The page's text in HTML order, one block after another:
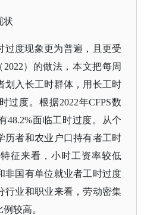
状
过度现象更为普遍，且更受
2022）的做法，本文把每周
划入长工时群体，用长工时
过度。根据2022年CFPS数
48.2%面临工时过度。从个
历者和农业户口持有者工时
征来看，小时工资率较低
非国有单位就业者工时过度
行业和职业来看，劳动密集
较高。